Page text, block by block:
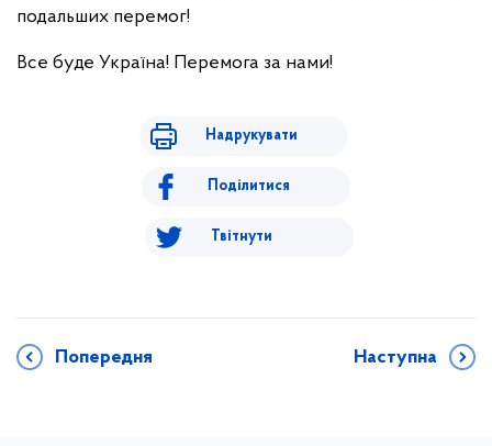
подальших перемог!
Все буде Україна! Перемога за нами!
Надрукувати
Поділитися
Твітнути
Попередня Наступна